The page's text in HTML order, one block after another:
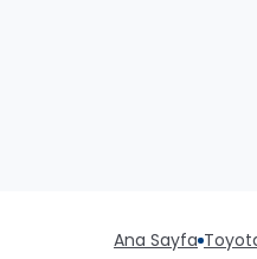
Ana Sayfa